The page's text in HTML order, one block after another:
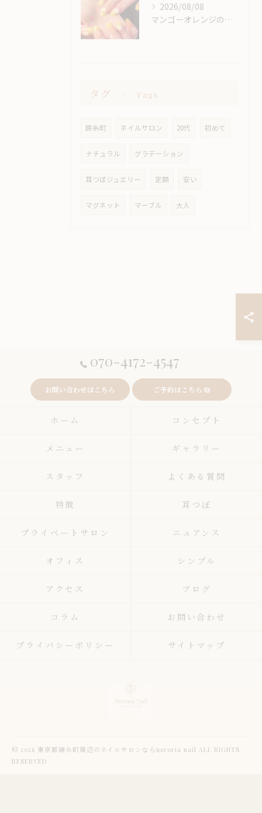
2026/08/08
マンゴーオレンジのようなカラー🥭‪🧡‬‪
タグ Tags
錦糸町 ネイルサロン 20代 初めて
ナチュラル グラデーション
耳つぼジュエリー 定額 安い
マグネット マーブル 大人
070-4172-4547
お問い合わせはこちら ご予約はこちら
ホーム コンセプト
メニュー ギャラリー
スタッフ よくある質問
特徴 耳つぼ
プライベートサロン ニュアンス
オフィス シンプル
アクセス ブログ
コラム お問い合わせ
プライバシーポリシー サイトマップ
© 2026 東京都錦糸町周辺のネイルサロンならneroria nail ALL RIGHTS
RESERVED.